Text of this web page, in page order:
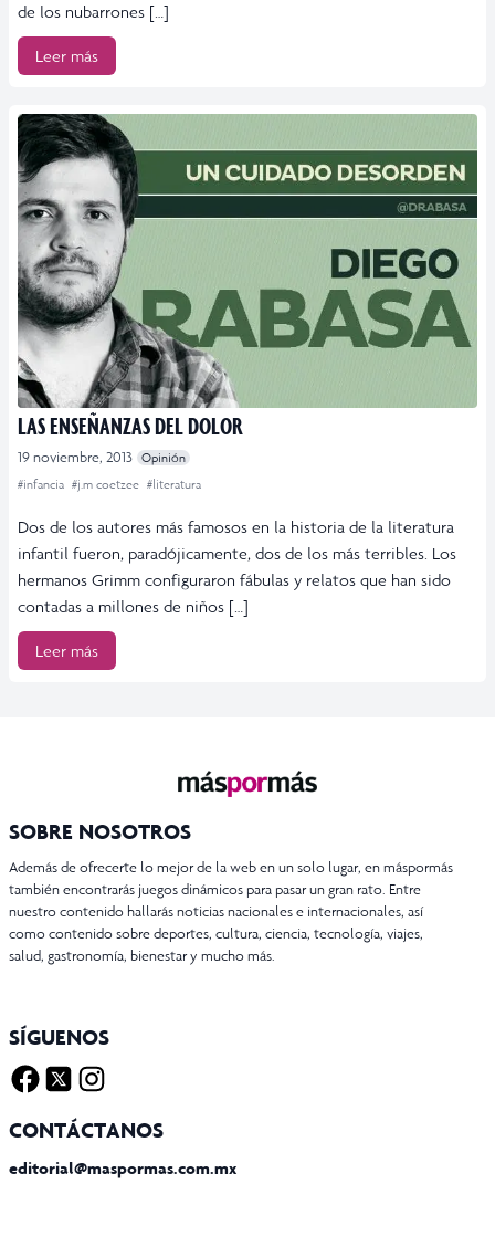
de los nubarrones […]
Leer más
LAS ENSEÑANZAS DEL DOLOR
19 noviembre, 2013 Opinión
#infancia #j.m coetzee #literatura
Dos de los autores más famosos en la historia de la literatura
infantil fueron, paradójicamente, dos de los más terribles. Los
hermanos Grimm configuraron fábulas y relatos que han sido
contadas a millones de niños […]
Leer más
SOBRE NOSOTROS
Además de ofrecerte lo mejor de la web en un solo lugar, en máspormás
también encontrarás juegos dinámicos para pasar un gran rato. Entre
nuestro contenido hallarás noticias nacionales e internacionales, así
como contenido sobre deportes, cultura, ciencia, tecnología, viajes,
salud, gastronomía, bienestar y mucho más.
SÍGUENOS
CONTÁCTANOS
editorial@maspormas.com.mx